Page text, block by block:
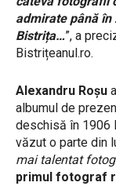
admirate până în
Bistrița…”, a
Bistrițeanul.ro.
Alexandru Roșu
albumul de
deschisă în 1906
văzut o parte din
mai talentat
primul fotograf